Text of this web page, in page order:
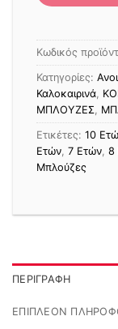
Κωδικός
Κατηγορίες:
Καλοκαιρινά,
ΜΠΛΟΥΖΕΣ,
Ετικέτες: 10
Ετών, 7 Ετών, 8
Μπλούζες
ΠΕΡΙΓΡΑΦΉ
ΕΠΙΠΛΈΟΝ